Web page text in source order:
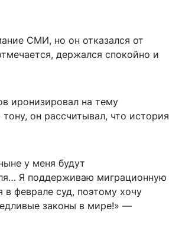
СМИ, но он отказался от
держался спокойно и
иронизировал на тему
он рассчитывал, что история
у меня будут
Я поддерживаю миграционную
феврале суд, поэтому хочу
законы в мире!» —